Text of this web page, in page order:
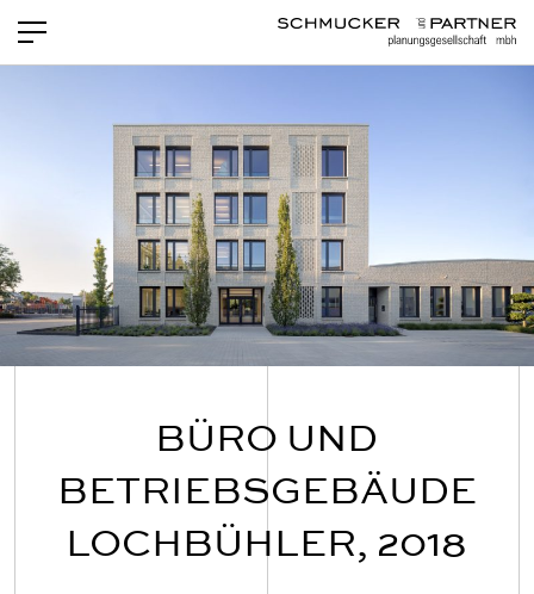
PROJEKTE
NEWS
LEISTUNGEN
TEAM
OFFENE STELLEN
BÜRO UND
BETRIEBSGEBÄUDE
LOCHBÜHLER, 2018